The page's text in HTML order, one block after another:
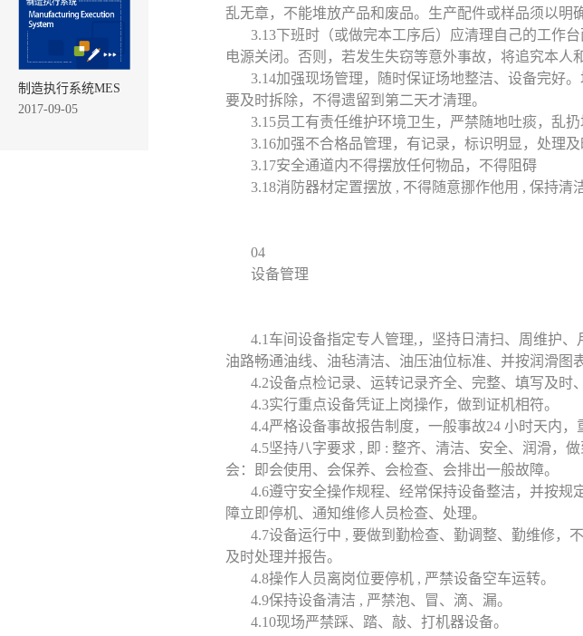
制造执行系统MES
2017-09-05
乱无章，不能堆放产品和废品。生产配件或样品须以明
3.13下班时（或做完本工序后）应清理自己的工作
电源关闭。否则，若发生失窃等意外事故，将追究本人
3.14加强现场管理，随时保证场地整洁、设备完好
要及时拆除，不得遗留到第二天才清理。
3.15员工有责任维护环境卫生，严禁随地吐痰，乱扔
3.16加强不合格品管理，有记录，标识明显，处理及
3.17安全通道内不得摆放任何物品，不得阻碍
3.18消防器材定置摆放 , 不得随意挪作他用 , 保持清
04
设备管理
4.1车间设备指定专人管理,，坚持日清扫、周维护
油路畅通油线、油毡清洁、油压油位标准、并按润滑图
4.2设备点检记录、运转记录齐全、完整、填写及时
4.3实行重点设备凭证上岗操作，做到证机相符。
4.4严格设备事故报告制度，一般事故24 小时天内，
4.5坚持八字要求 , 即 : 整齐、清洁、安全、润滑，
会：即会使用、会保养、会检查、会排出一般故障。
4.6遵守安全操作规程、经常保持设备整洁，并按
障立即停机、通知维修人员检查、处理。
4.7设备运行中 , 要做到勤检查、勤调整、勤维修，
及时处理并报告。
4.8操作人员离岗位要停机 , 严禁设备空车运转。
4.9保持设备清洁 , 严禁泡、冒、滴、漏。
4.10现场严禁踩、踏、敲、打机器设备。